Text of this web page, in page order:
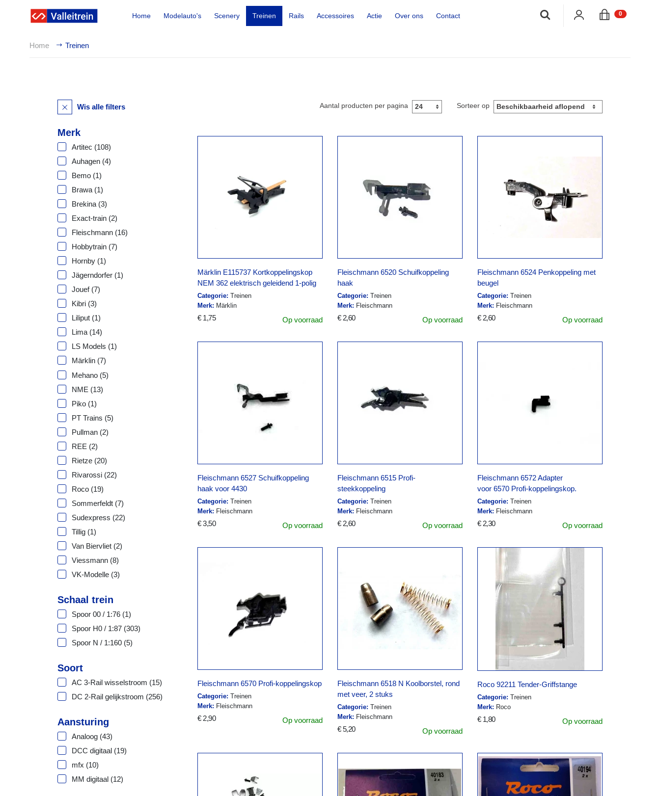
Home Modelauto's Scenery Treinen Rails Accessoires Actie Over ons Contact 0;
Home Treinen
Wis alle filters
Merk
Artitec (108)
Auhagen (4)
Bemo (1)
Brawa (1)
Brekina (3)
Exact-train (2)
Fleischmann (16)
Hobbytrain (7)
Hornby (1)
Jägerndorfer (1)
Jouef (7)
Kibri (3)
Liliput (1)
Lima (14)
LS Models (1)
Märklin (7)
Mehano (5)
NME (13)
Piko (1)
PT Trains (5)
Pullman (2)
REE (2)
Rietze (20)
Rivarossi (22)
Roco (19)
Sommerfeldt (7)
Sudexpress (22)
Tillig (1)
Van Biervliet (2)
Viessmann (8)
VK-Modelle (3)
Schaal trein
Spoor 00 / 1:76 (1)
Spoor H0 / 1:87 (303)
Spoor N / 1:160 (5)
Soort
AC 3-Rail wisselstroom (15)
DC 2-Rail gelijkstroom (256)
Aansturing
Analoog (43)
DCC digitaal (19)
mfx (10)
MM digitaal (12)
Aantal producten per pagina Sorteer op
Märklin E115737 Kortkoppelingskop
NEM 362 elektrisch geleidend 1-polig
Categorie: Treinen
Merk: Märklin
€ 1,75 Op voorraad
Fleischmann 6520 Schuifkoppeling
haak
Categorie: Treinen
Merk: Fleischmann
€ 2,60 Op voorraad
Fleischmann 6524 Penkoppeling met
beugel
Categorie: Treinen
Merk: Fleischmann
€ 2,60 Op voorraad
Fleischmann 6527 Schuifkoppeling
haak voor 4430
Categorie: Treinen
Merk: Fleischmann
€ 3,50 Op voorraad
Fleischmann 6515 Profi-
steekkoppeling
Categorie: Treinen
Merk: Fleischmann
€ 2,60 Op voorraad
Fleischmann 6572 Adapter
voor 6570 Profi-koppelingskop.
Categorie: Treinen
Merk: Fleischmann
€ 2,30 Op voorraad
Fleischmann 6570 Profi-koppelingskop
Categorie: Treinen
Merk: Fleischmann
€ 2,90 Op voorraad
Fleischmann 6518 N Koolborstel, rond
met veer, 2 stuks
Categorie: Treinen
Merk: Fleischmann
€ 5,20 Op voorraad
Roco 92211 Tender-Griffstange
Categorie: Treinen
Merk: Roco
€ 1,80 Op voorraad